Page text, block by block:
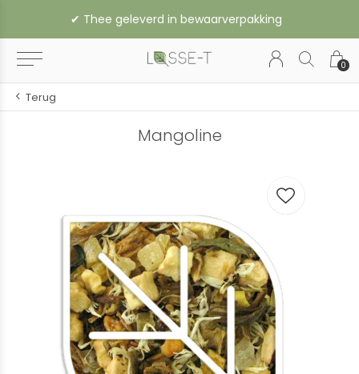
0
✔︎ Thee geleverd in bewaarverpakking
Terug
Mangoline